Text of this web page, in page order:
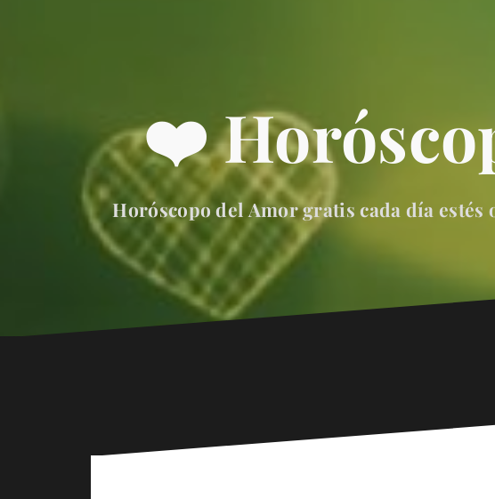
❤️
Horóscopo del Amor gratis cada día